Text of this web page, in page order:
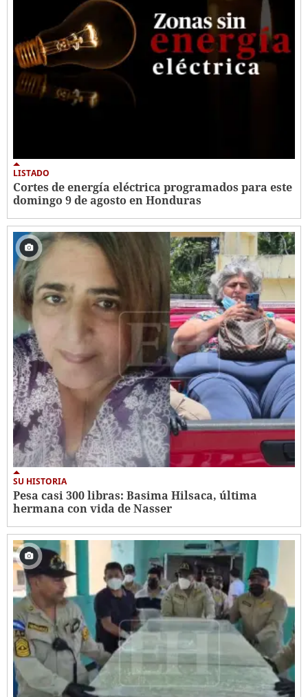
LISTADO
Cortes de energía eléctrica programados para este
domingo 9 de agosto en Honduras
SU HISTORIA
Pesa casi 300 libras: Basima Hilsaca, última
hermana con vida de Nasser